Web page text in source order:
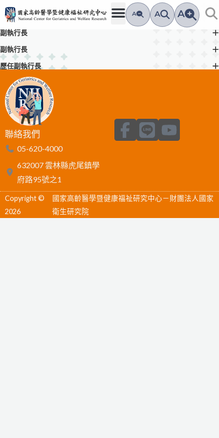
跳
至
主
要
內
容
A A A
副執行長
副執行長
歷任副執行長
聯絡我們
05-620-4000
632007 雲林縣虎尾鎮學
府路95號之1
F
a
b
o
o
L
i
Y
o
u
b
e
Copyright ©
2026
國家高齡醫學暨健康福祉研究中心－財團法人國家
衛生研究院